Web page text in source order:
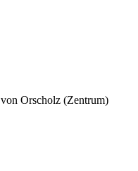
von Orscholz (Zentrum)